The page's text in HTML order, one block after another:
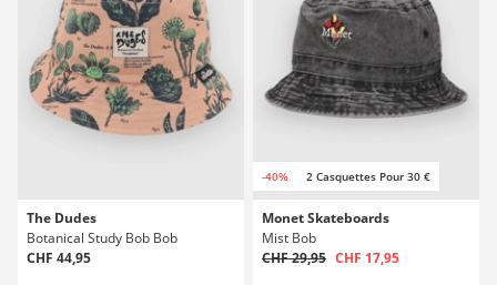
The Dudes
Botanical Study Bob Bob
CHF 44,95
-40% 2 Casquettes Pour 30 €
Monet Skateboards
Mist Bob
CHF 29,95 CHF 17,95